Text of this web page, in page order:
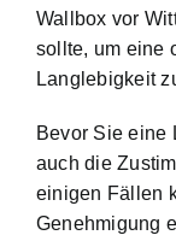
Wallbox vor
sollte, um eine
Langlebigkeit
Bevor Sie eine
auch die
einigen Fällen
Genehmigung